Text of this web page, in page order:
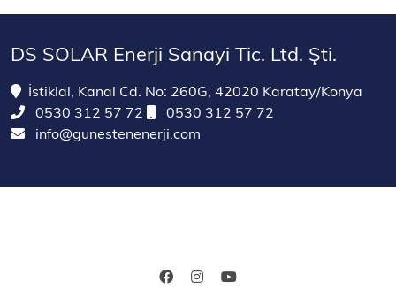
DS SOLAR Enerji Sanayi Tic. Ltd. Şti.
İstiklal, Kanal Cd. No: 260G, 42020 Karatay/Konya
0530 312 57 72
0530 312 57 72
info@gunestenenerji.com